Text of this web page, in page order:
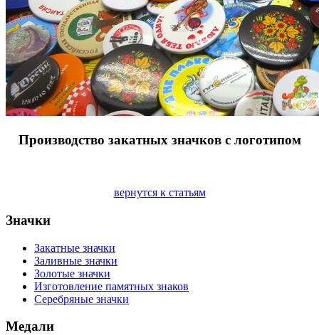
Производство закатных значков с логотипом
вернутся к статьям
Значки
Закатные значки
Заливные значки
Золотые значки
Изготовление памятных знаков
Серебряные значки
Медали